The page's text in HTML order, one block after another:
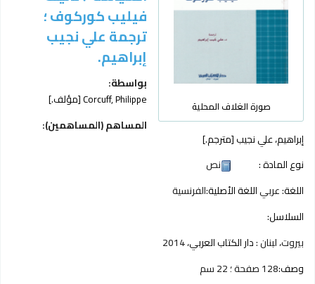
صورة الغلاف المحلية
فيليب كوركوف ؛
ترجمة علي نجيب
إبراهيم.
بواسطة:
Corcuff, Philippe[مؤلف.]
المساهم (المساهمين):
إبراهيم، علي نجيب[مترجم.]
نوع المادة :
نص
اللغة:عربياللغة الأصلية:الفرنسية
السلاسل:
بيروت، لبنان :دار الكتاب العربي،
وصف:128 صفحة ؛ 22 سم